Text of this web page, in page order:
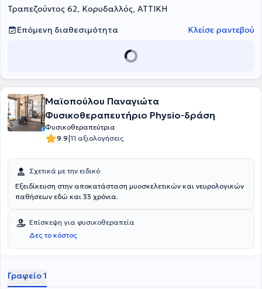
Τραπεζούντος 62, Κορυδαλλός, ΑΤΤΙΚΗ
Επόμενη διαθεσιμότητα
Κλείσε ραντεβού
Μαϊοπούλου Παναγιώτα
Φυσικοθεραπευτήριο Physio-δράση
Φυσικοθεραπεύτρια
9.9|11 αξιολογήσεις
Σχετικά με την ειδικό
Εξειδίκευση στην αποκατάσταση μυοσκελετικών και νευρολογικών
παθήσεων εδώ και 33 χρόνια.
Επίσκεψη για φυσικοθεραπεία
Δες το κόστος
Γραφείο 1